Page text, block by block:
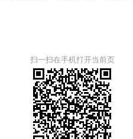
扫一扫在手机打开当前页